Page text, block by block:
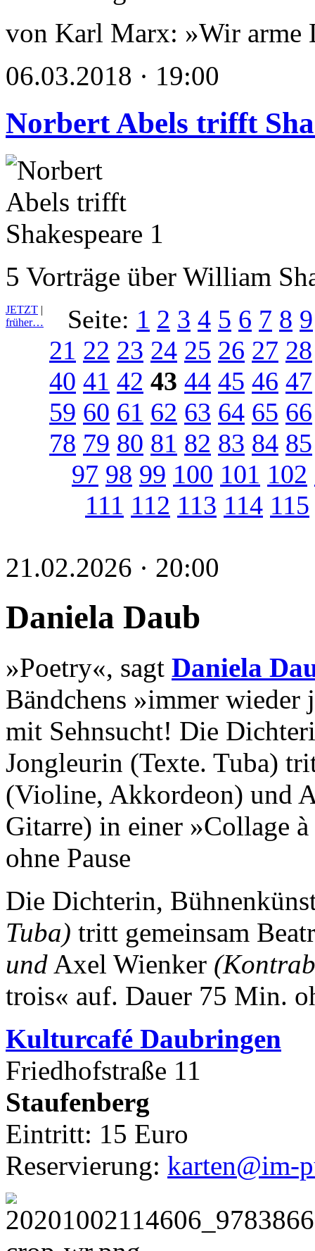
von Karl Marx: »Wir arme
06.03.2018 · 19:00
Norbert Abels trifft
5 Vorträge über William
JETZT |
früher…
Seite: 1 2 3 4 5 6 7 8 9
21 22 23 24 25 26 27 28
40 41 42 43 44 45 46 47
59 60 61 62 63 64 65 66
78 79 80 81 82 83 84 85
97 98 99 100 101 102
111 112 113 114 115
21.02.2026 · 20:00
Daniela Daub
»Poetry«, sagt Daniela
Bändchens »immer wieder
mit Sehnsucht! Die
Jongleurin (Texte. Tuba)
(Violine, Akkordeon) und
Gitarre) in einer »Collage
ohne Pause
Die Dichterin,
Tuba) tritt gemeinsam
und Axel Wienker
trois« auf. Dauer 75 Min.
Kulturcafé Daubringen
Friedhofstraße 11
Staufenberg
Eintritt: 15 Euro
Reservierung: karten@im-